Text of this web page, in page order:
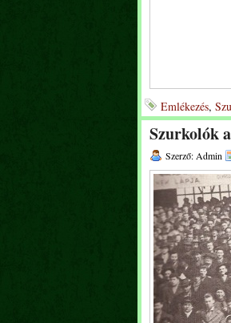
Emlékezés,
Szurkolók
Szerző: Admin